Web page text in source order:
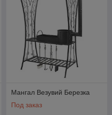
Мангал Везувий Березка
Под заказ